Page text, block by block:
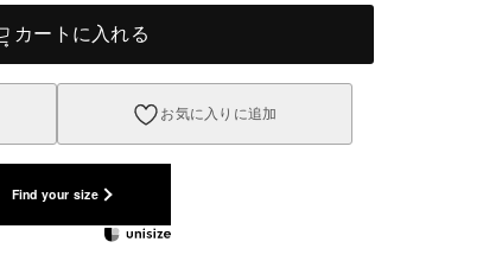
カートに入れる
お気に入りに追加
Find your size